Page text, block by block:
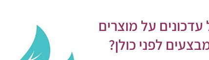
על מוצרים
לפני כולן?